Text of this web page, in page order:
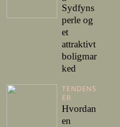
Sydfyns
perle og
et
attraktivt
boligmar
ked
TENDENS
ER
Hvordan
en